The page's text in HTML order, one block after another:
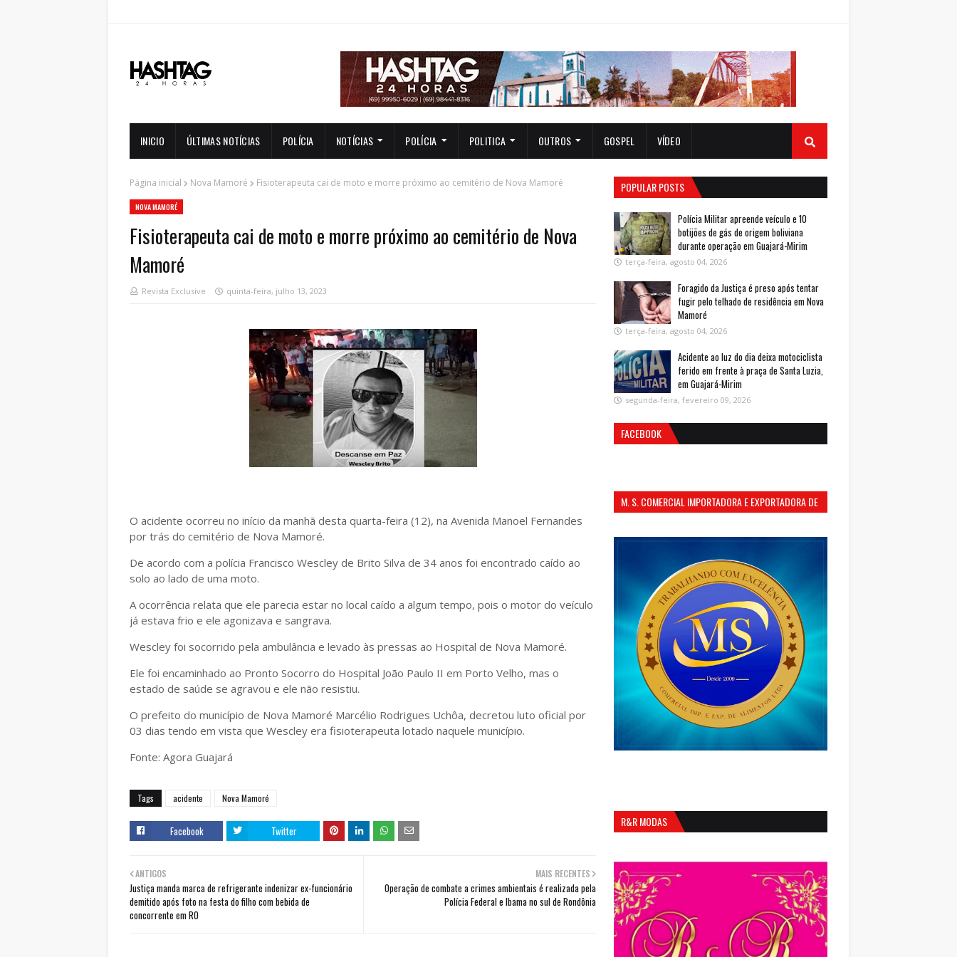
INICIO ÚLTIMAS NOTÍCIAS POLÍCIA NOTÍCIAS POLÍCIA POLITICA OUTROS GOSPEL VÍDEO
Página inicial Nova Mamoré Fisioterapeuta cai de moto e morre próximo ao cemitério de Nova Mamoré
NOVA MAMORÉ
Fisioterapeuta cai de moto e morre próximo ao cemitério de Nova
Mamoré
Revista Exclusive quinta-feira, julho 13, 2023
O acidente ocorreu no início da manhã desta quarta-feira (12), na Avenida Manoel Fernandes
por trás do cemitério de Nova Mamoré.
De acordo com a polícia Francisco Wescley de Brito Silva de 34 anos foi encontrado caído ao
solo ao lado de uma moto.
A ocorrência relata que ele parecia estar no local caído a algum tempo, pois o motor do veículo
já estava frio e ele agonizava e sangrava.
Wescley foi socorrido pela ambulância e levado às pressas ao Hospital de Nova Mamoré.
Ele foi encaminhado ao Pronto Socorro do Hospital João Paulo II em Porto Velho, mas o
estado de saúde se agravou e ele não resistiu.
O prefeito do município de Nova Mamoré Marcélio Rodrigues Uchôa, decretou luto oficial por
03 dias tendo em vista que Wescley era fisioterapeuta lotado naquele município.
Fonte: Agora Guajará
Tags acidente Nova Mamoré
Facebook Twitter
MAIS RECENTES
Operação de combate a crimes ambientais é realizada pela
Polícia Federal e Ibama no sul de Rondônia
ANTIGOS
Justiça manda marca de refrigerante indenizar ex-funcionário
demitido após foto na festa do filho com bebida de
concorrente em RO
POPULAR POSTS
Polícia Militar apreende veículo e 10
botijões de gás de origem boliviana
durante operação em Guajará-Mirim
terça-feira, agosto 04, 2026
Foragido da Justiça é preso após tentar
fugir pelo telhado de residência em Nova
Mamoré
terça-feira, agosto 04, 2026
Acidente ao luz do dia deixa motociclista
ferido em frente à praça de Santa Luzia,
em Guajará-Mirim
segunda-feira, fevereiro 09, 2026
FACEBOOK
M. S. COMERCIAL IMPORTADORA E EXPORTADORA DE
R&R MODAS